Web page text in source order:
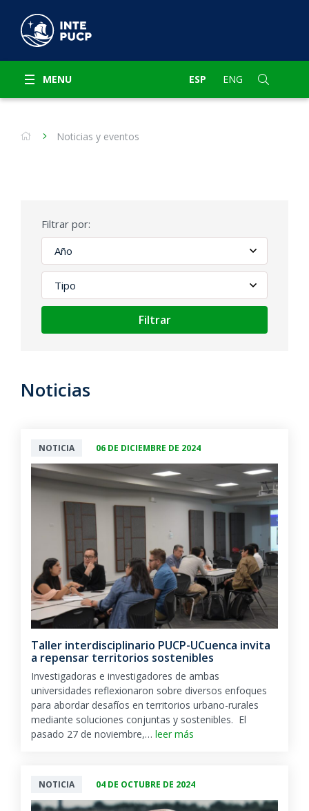
MENU ESP ENG
Noticias y eventos
Filtrar por:
Filtrar
Noticias
NOTICIA 06 DE DICIEMBRE DE 2024
Taller interdisciplinario PUCP-UCuenca invita
a repensar territorios sostenibles
Investigadoras e investigadores de ambas
universidades reflexionaron sobre diversos enfoques
para abordar desafíos en territorios urbano-rurales
mediante soluciones conjuntas y sostenibles. El
pasado 27 de noviembre,… leer más
NOTICIA 04 DE OCTUBRE DE 2024